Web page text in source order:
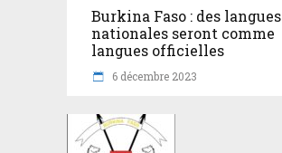
Burkina Faso : des langues
nationales seront comme
langues officielles
6 décembre 2023